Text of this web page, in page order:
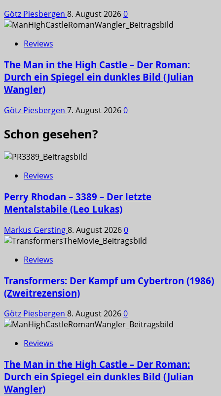
Götz Piesbergen 8. August 20260
Reviews
The Man in the High Castle – Der Roman:
Durch ein Spiegel ein dunkles Bild (Julian
Wangler)
Götz Piesbergen 7. August 20260
Schon gesehen?
Reviews
Perry Rhodan – 3389 – Der letzte
Mentalstabile (Leo Lukas)
Markus Gersting8. August 20260
Reviews
Transformers: Der Kampf um Cybertron (1986)
(Zweitrezension)
Götz Piesbergen 8. August 20260
Reviews
The Man in the High Castle – Der Roman:
Durch ein Spiegel ein dunkles Bild (Julian
Wangler)